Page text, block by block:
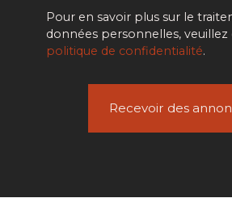
Pour en savoir plus sur le
données personnelles,
politique de confidentialité.
Recevoir des